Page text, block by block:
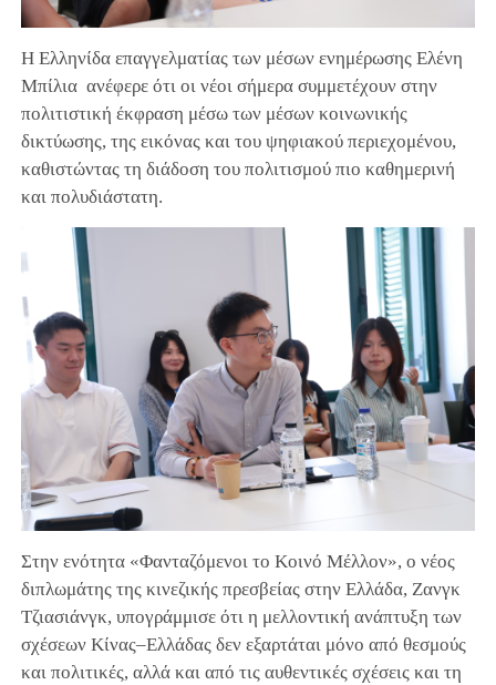
Η Ελληνίδα επαγγελματίας των μέσων ενημέρωσης Ελένη
Μπίλια ανέφερε ότι οι νέοι σήμερα συμμετέχουν στην
πολιτιστική έκφραση μέσω των μέσων κοινωνικής
δικτύωσης, της εικόνας και του ψηφιακού περιεχομένου,
καθιστώντας τη διάδοση του πολιτισμού πιο καθημερινή
και πολυδιάστατη.
Στην ενότητα «Φανταζόμενοι το Κοινό Μέλλον», ο νέος
διπλωμάτης της κινεζικής πρεσβείας στην Ελλάδα, Ζανγκ
Τζιασιάνγκ, υπογράμμισε ότι η μελλοντική ανάπτυξη των
σχέσεων Κίνας–Ελλάδας δεν εξαρτάται μόνο από θεσμούς
και πολιτικές, αλλά και από τις αυθεντικές σχέσεις και τη